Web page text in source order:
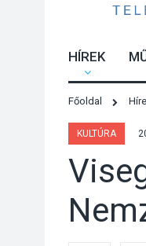
HÍREK
Főoldal
KULTÚRA